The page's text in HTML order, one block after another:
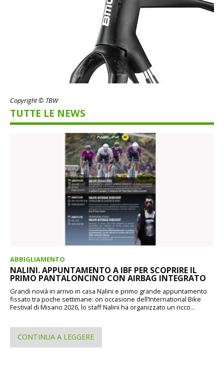
Copyright © TBW
TUTTE LE NEWS
ABBIGLIAMENTO
NALINI. APPUNTAMENTO A IBF PER SCOPRIRE IL
PRIMO PANTALONCINO CON AIRBAG INTEGRATO
Grandi novià in arrivo in casa Nalini e primo grande appuntamento
fissato tra poche settimane: on occasione dell’International Bike
Festival di Misano 2026, lo staff Nalini ha organizzato un ricco...
CONTINUA A LEGGERE